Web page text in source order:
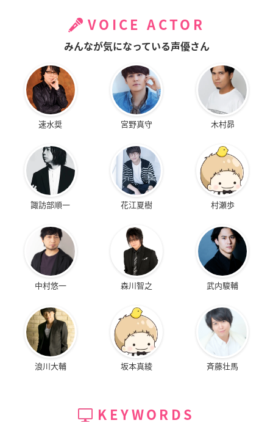
VOICE ACTOR
みんなが気になっている声優さん
速水奨 宮野真守 木村昴
諏訪部順一 花江夏樹 村瀬歩
中村悠一 森川智之 武内駿輔
浪川大輔 坂本真綾 斉藤壮馬
KEYWORDS